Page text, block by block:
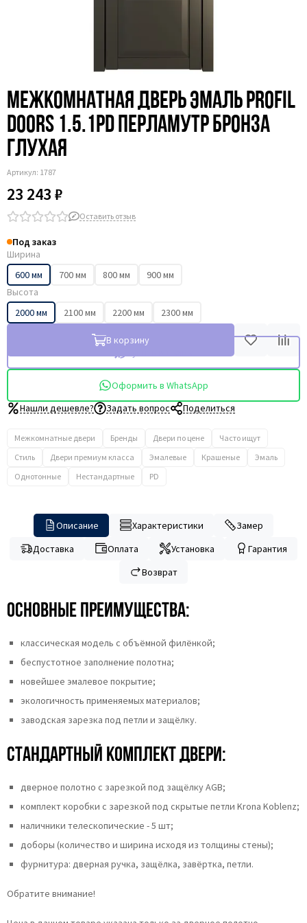
Межкомнатная дверь эмаль Profil
Doors 1.5.1PD перламутр бронза
глухая
Артикул: 1787
23 243 ₽
Оставить отзыв
Под заказ
Ширина
600 мм
700 мм 800 мм
900 мм
Высота
2000 мм
2100 мм 2200 мм 2300 мм
В корзину
Оформить в WhatsApp
Нашли дешевле?
Задать вопрос Поделиться
Межкомнатные двери Бренды Двери по цене
Часто ищут
Стиль
Двери премиум класса Эмалевые Крашеные
Эмаль
Однотонные
Нестандартные PD
Описание Характеристики
Замер
Доставка
Оплата Установка
Гарантия
Возврат
Основные преимущества:
классическая модель с объёмной филёнкой;
беспустотное заполнение полотна;
новейшее эмалевое покрытие;
экологичность применяемых материалов;
заводская зарезка под петли и защёлку.
Стандартный комплект двери:
дверное полотно с зарезкой под защёлку AGB;
комплект коробки с зарезкой под скрытые петли Krona Koblenz;
наличники телескопические - 5 шт;
доборы (количество и ширина исходя из толщины стены);
фурнитура: дверная ручка, защёлка, завёртка, петли.
Обратите внимание!